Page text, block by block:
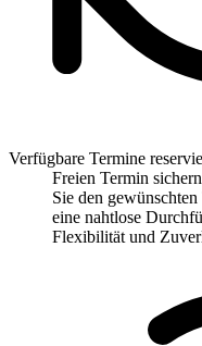
Verfügbare Termine
Freien Termin
Sie den
eine nahtlose
Flexibilität und